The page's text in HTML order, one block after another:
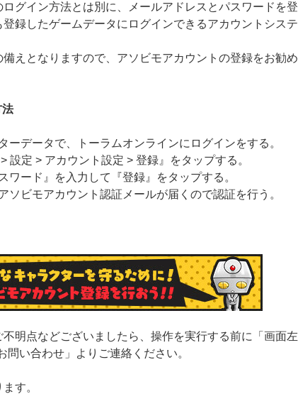
グイン方法とは別に、メールアドレスとパスワードを登
録したゲームデータにログインできるアカウントシステ
えとなりますので、アソビモアカウントの登録をお勧め
法
ーデータで、トーラムオンラインにログインをする。
設定 > アカウント設定 > 登録』をタップする。
ワード』を入力して『登録』をタップする。
ソビモアカウント認証メールが届くので認証を行う。
明点などございましたら、操作を実行する前に「画面左
問い合わせ」よりご連絡ください。
す。